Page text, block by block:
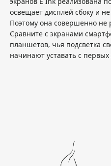
освещает дисплей сбоку и не
Поэтому она совершенно не
Сравните с экранами
планшетов, чья подсветка
начинают уставать с